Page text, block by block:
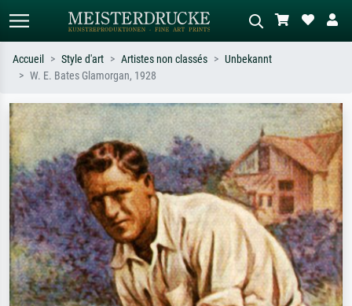
Recherchez par artiste, titre ou style –
ex. Monet, Nuit étoilée,
impressionnisme, vague de Hokusai,
nu.
Décrivez la scène – ex. prairie verte,
abstrait avec beaucoup de rouge,
tableau sombre, nu debout près d'un
arbre.
Accueil Style d'art Artistes non classés
Unbekannt
W. E. Bates Glamorgan, 1928